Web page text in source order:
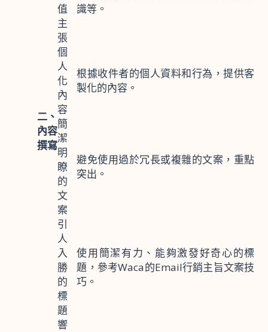
二、
內容
撰寫
值
主
張
識等。
個
人
化
內
容
根據收件者的個人資料和行為，提供客
製化的內容。
簡
潔
明
瞭
的
文
案
避免使用過於冗長或複雜的文案，重點
突出。
引
人
入
勝
的
標
題
使用簡潔有力、能夠激發好奇心的標
題，參考Waca的Email行銷主旨文案技
巧。
響